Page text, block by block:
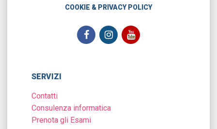
COOKIE & PRIVACY POLICY
SERVIZI
Contatti
Consulenza informatica
Prenota gli Esami